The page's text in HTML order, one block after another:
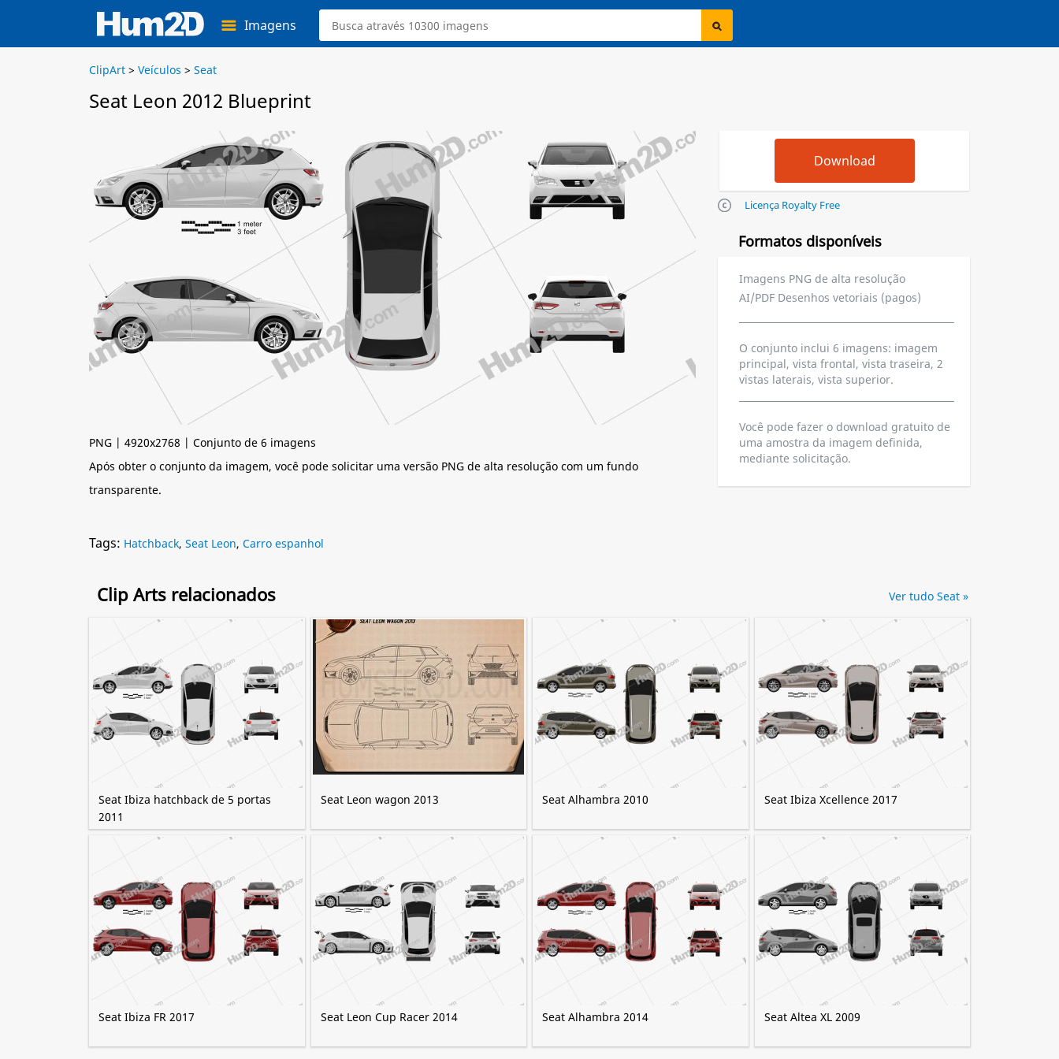
Imagens
ClipArt > Veículos > Seat
Seat Leon 2012 Blueprint
PNG | 4920x2768 | Conjunto de 6 imagens
Após obter o conjunto da imagem, você pode solicitar uma versão PNG de alta resolução com um fundo
transparente.
Licença Royalty Free
Formatos disponíveis
Imagens PNG de alta resolução
AI/PDF Desenhos vetoriais (pagos)
O conjunto inclui 6 imagens: imagem
principal, vista frontal, vista traseira, 2
vistas laterais, vista superior.
Você pode fazer o download gratuito de
uma amostra da imagem definida,
mediante solicitação.
Tags: Hatchback, Seat Leon, Carro espanhol
Clip Arts relacionados
Seat Ibiza hatchback de 5 portas
2011
Seat Leon wagon 2013 Seat Alhambra 2010 Seat Ibiza Xcellence 2017
Seat Ibiza FR 2017 Seat Leon Cup Racer 2014 Seat Alhambra 2014 Seat Altea XL 2009
Ver tudo Seat »